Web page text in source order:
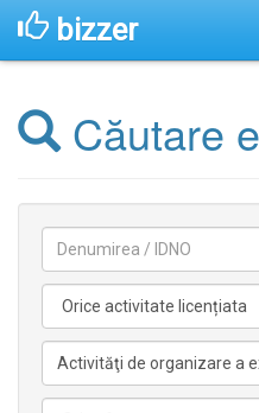
bizzer
Căutare
licentiata
nelicentiata